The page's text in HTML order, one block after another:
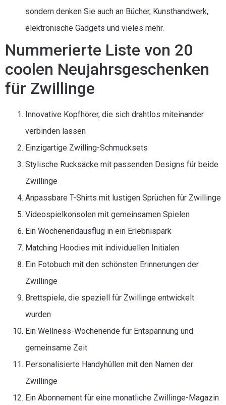
sondern denken Sie auch an Bücher, Kunsthandwerk,
elektronische Gadgets und vieles mehr.
Nummerierte Liste von 20
coolen Neujahrsgeschenken
für Zwillinge
Innovative Kopfhörer, die sich drahtlos miteinander
verbinden lassen
Einzigartige Zwilling-Schmucksets
Stylische Rucksäcke mit passenden Designs für beide
Zwillinge
Anpassbare T-Shirts mit lustigen Sprüchen für Zwillinge
Videospielkonsolen mit gemeinsamen Spielen
Ein Wochenendausflug in ein Erlebnispark
Matching Hoodies mit individuellen Initialen
Ein Fotobuch mit den schönsten Erinnerungen der
Zwillinge
Brettspiele, die speziell für Zwillinge entwickelt
wurden
Ein Wellness-Wochenende für Entspannung und
gemeinsame Zeit
Personalisierte Handyhüllen mit den Namen der
Zwillinge
Ein Abonnement für eine monatliche Zwillinge-Magazin